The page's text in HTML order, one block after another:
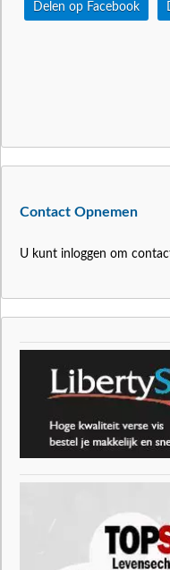
Delen op Facebook
Contact Opnemen
U kunt inloggen om